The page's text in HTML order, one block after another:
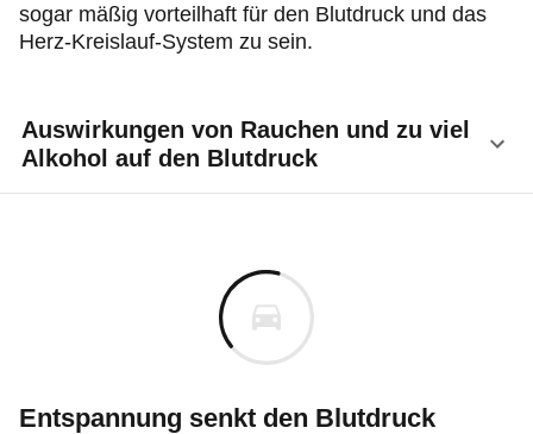
sogar mäßig vorteilhaft für den Blutdruck und das
Herz-Kreislauf-System zu sein.
Auswirkungen von Rauchen und zu viel
Alkohol auf den Blutdruck
Betroffene von einem Rauchverzicht. Schon nach
einer Woche Rauchabstinenz sinkt der Blutdruck
dauerhaft. Die positiven Effekte verstärken sich, je
länger man nicht raucht. Expertinnen und Experten
verzichten oder diesen einzuschränken. Für
Entspannung senkt den Blutdruck